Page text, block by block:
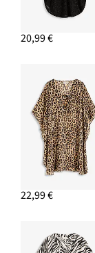
13,99 €
20,99 €
22,99 €